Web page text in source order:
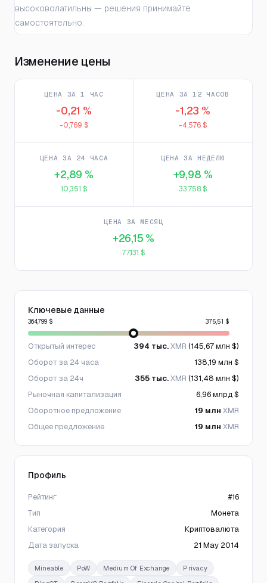
высоковолатильны — решения принимайте
самостоятельно.
Изменение цены
ЦЕНА ЗА 1 ЧАС
-0,21 %
-0,769 $
ЦЕНА ЗА 12 ЧАСОВ
-1,23 %
-4,576 $
ЦЕНА ЗА 24 ЧАСА
+2,89 %
10,351 $
ЦЕНА ЗА НЕДЕЛЮ
+9,98 %
33,758 $
ЦЕНА ЗА МЕСЯЦ
+26,15 %
77,131 $
Ключевые данные
364,799 $ 375,51 $
Открытый интерес 394 тыс.XMR (145,67 млн $)
Оборот за 24 часа
138,19 млн $
Оборот за 24ч
355 тыс.XMR (131,48 млн $)
Рыночная капитализация
6,96 млрд $
Оборотное предложение
19 млн XMR
Общее предложение
19 млн XMR
Профиль
Рейтинг
#16
Тип
Монета
Категория
Криптовалюта
Дата запуска
21 May 2014
Mineable PoW Medium Of Exchange
Privacy